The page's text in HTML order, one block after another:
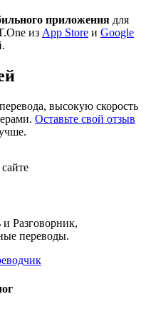
приложения для
из App Store и Google
высокую скорость
Оставьте свой отзыв
Разговорник,
переводы.